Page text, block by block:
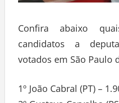
Confira abaixo
candidatos a
votados em São Paulo
1º João Cabral (PT) –